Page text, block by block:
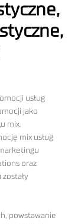
usług
jako
mix.
mix usług
oraz
powstawanie